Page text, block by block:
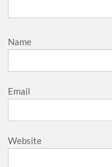
Name
Email
Website